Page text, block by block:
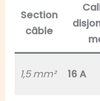
Section
câble
1,5 mm² 16 A